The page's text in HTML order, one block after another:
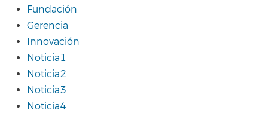
Fundación
Gerencia
Innovación
Noticia1
Noticia2
Noticia3
Noticia4